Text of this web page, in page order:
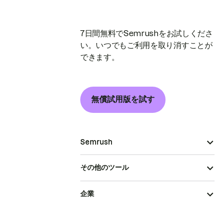
7日間無料でSemrushをお試しくださ
い。いつでもご利用を取り消すことが
できます。
無償試用版を試す
Semrush
その他のツール
企業